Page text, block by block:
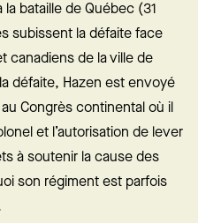
bataille de Québec (31
subissent la défaite face
canadiens de la ville de
défaite, Hazen est envoyé
Congrès continental où il
et l’autorisation de lever
à soutenir la cause des
son régiment est parfois